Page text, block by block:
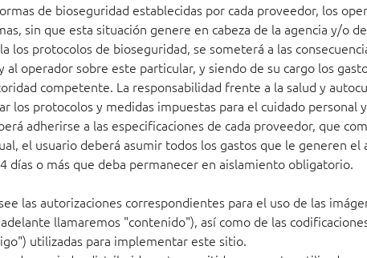
de bioseguridad establecidas por cada proveedor, los
sin que esta situación genere en cabeza de la agencia y/o
los protocolos de bioseguridad, se someterá a las
operador sobre este particular, y siendo de su cargo los
competente. La responsabilidad frente a la salud y
los protocolos y medidas impuestas para el cuidado
adherirse a las especificaciones de cada proveedor, que
el usuario deberá asumir todos los gastos que le generen
días o más que deba permanecer en aislamiento obligatorio.
las autorizaciones correspondientes para el uso de las
llamaremos "contenido"), así como de las
utilizadas para implementar este sitio.